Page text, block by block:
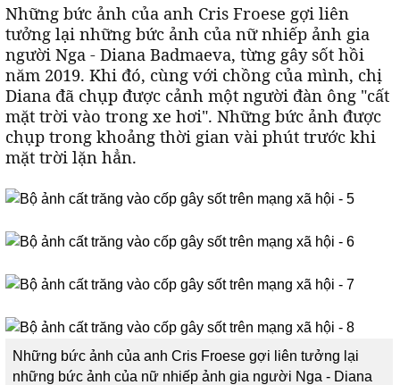
Những bức ảnh của anh Cris Froese gợi liên
tưởng lại những bức ảnh của nữ nhiếp ảnh gia
người Nga - Diana Badmaeva, từng gây sốt hồi
năm 2019. Khi đó, cùng với chồng của mình, chị
Diana đã chụp được cảnh một người đàn ông "cất
mặt trời vào trong xe hơi". Những bức ảnh được
chụp trong khoảng thời gian vài phút trước khi
mặt trời lặn hẳn.
Những bức ảnh của anh Cris Froese gợi liên tưởng lại
những bức ảnh của nữ nhiếp ảnh gia người Nga - Diana